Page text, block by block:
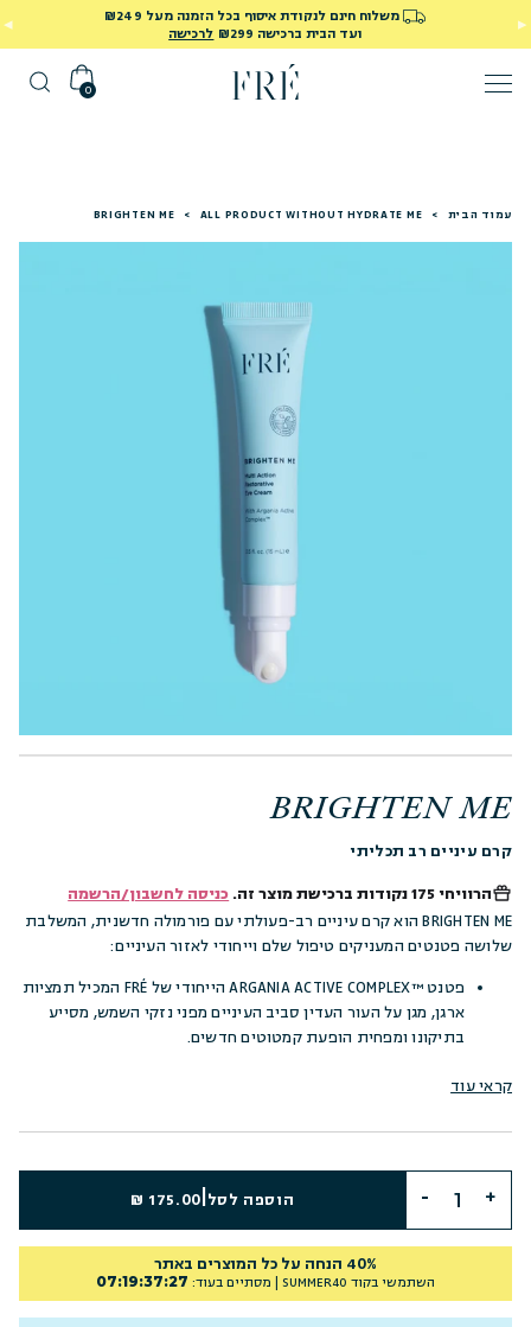
משלוח חינם לנקודת איסוף בכל הזמנה מעל ₪249
ועד הבית ברכישה ₪299
לרכישה
0
עמוד הבית >
ALL PRODUCT WITHOUT HYDRATE ME
>
BRIGHTEN ME
BRIGHTEN ME
קרם עיניים רב תכליתי
הרוויחי 175 נקודות ברכישת מוצר זה. כניסה לחשבון/הרשמה
BRIGHTEN ME הוא קרם עיניים רב-פעולתי עם פורמולה חדשנית, המשלבת
שלושה פטנטים המעניקים טיפול שלם וייחודי לאזור העיניים:
פטנט ™ARGANIA ACTIVE COMPLEX הייחודי של FRÉ המכיל תמציות
ארגן, מגן על העור העדין סביב העיניים מפני נזקי השמש, מסייע
בתיקונו ומפחית הופעת קמטוטים חדשים.
קראי עוד
הוספה לסל 175.00 ₪
40% הנחה על כל המוצרים באתר
השתמשי בקוד SUMMER40 | מסתיים בעוד: 07:19:37:26